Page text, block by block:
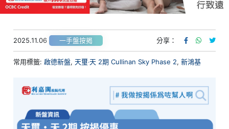
2025.11.06 一手盤按揭 分享：
常用標籤:啟德新盤,天璽‧天 2期 Cullinan Sky Phase 2,新鴻基